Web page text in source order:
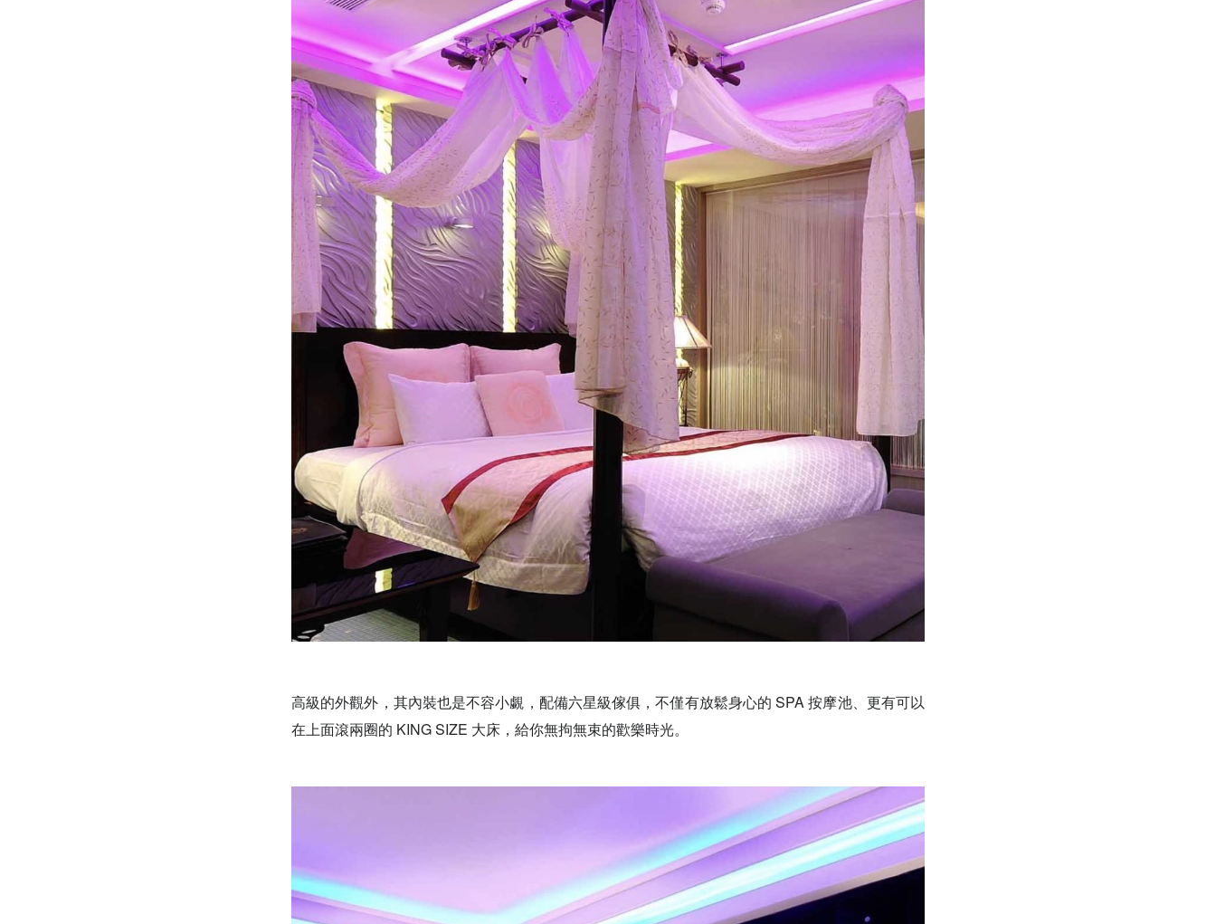
高級的外觀外，其內裝也是不容小覷，配備六星級傢俱，不僅有放鬆身心的SPA按摩池、更有可以
在上面滾兩圈的 KING SIZE 大床，給你無拘無束的歡樂時光。